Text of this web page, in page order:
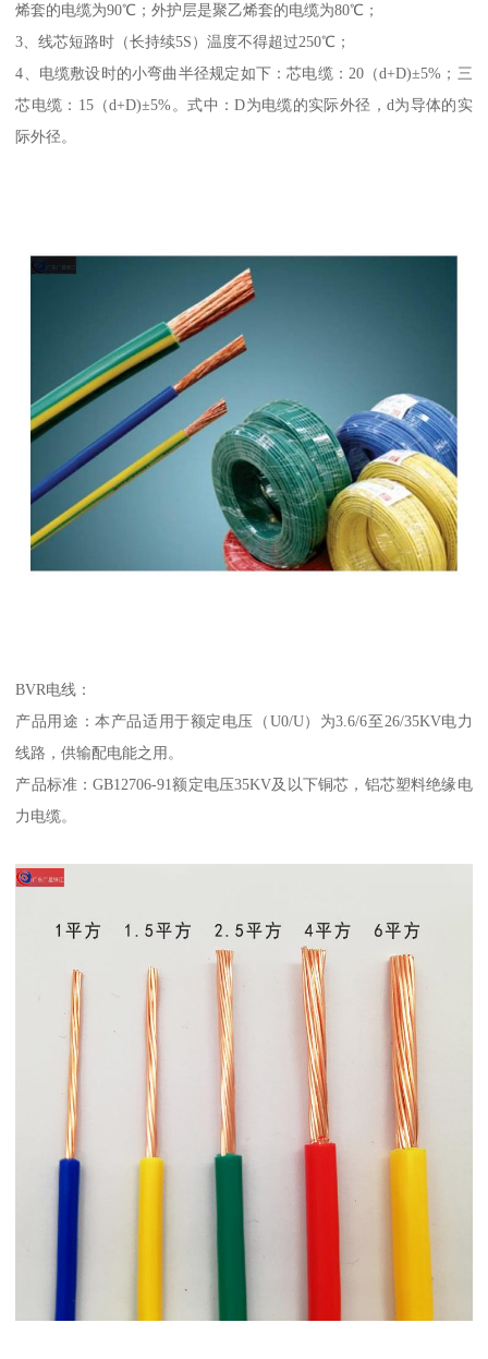
烯套的电缆为90℃；外护层是聚乙烯套的电缆为80℃；
3、线芯短路时（长持续5S）温度不得超过250℃；
4、电缆敷设时的小弯曲半径规定如下：芯电缆：20（d+D)±5%；三
芯电缆：15（d+D)±5%。式中：D为电缆的实际外径，d为导体的实
际外径。
BVR电线：
产品用途：本产品适用于额定电压（U0/U）为3.6/6至26/35KV电力
线路，供输配电能之用。
产品标准：GB12706-91额定电压35KV及以下铜芯，铝芯塑料绝缘电
力电缆。